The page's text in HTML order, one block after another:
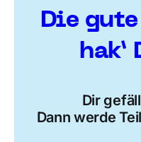
Die
hak’
Dir
Dann werde